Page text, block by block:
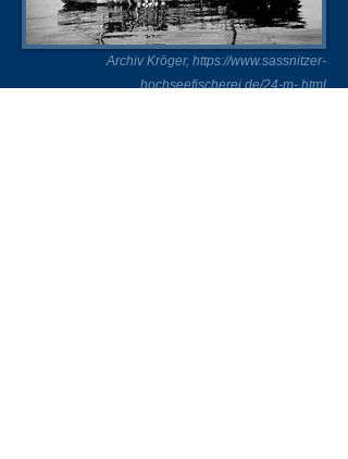
Archiv Kröger, https://www.sassnitzer-
hochseefischerei.de/24-m-.html